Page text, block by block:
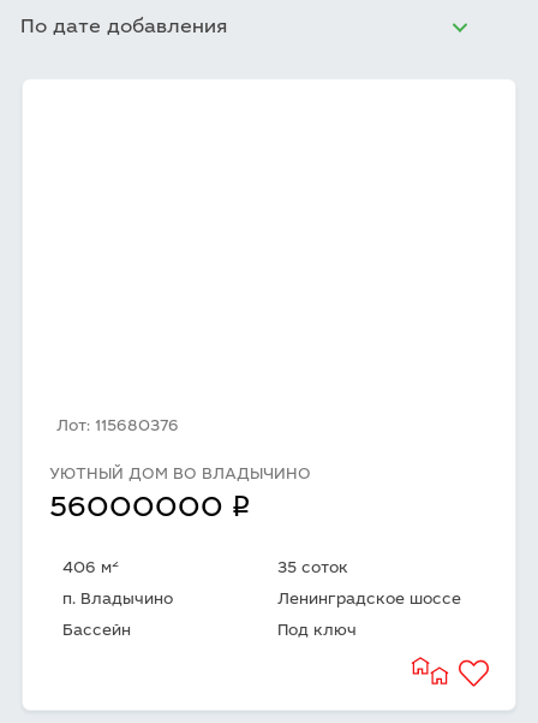
По дате добавления
Лот: 115680376
УЮТНЫЙ ДОМ ВО ВЛАДЫЧИНО
56000000 q
406 м2
35 соток
п. Владычино
Ленинградское шоссе
Бассейн
Под ключ